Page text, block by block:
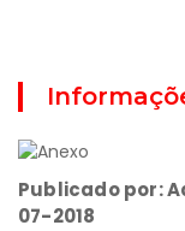
Publicado por:
07-2018